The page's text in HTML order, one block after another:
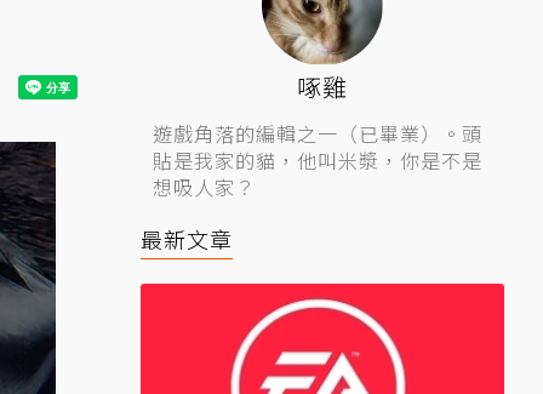
啄雞
遊戲角落的編輯之一（已畢業）。頭
貼是我家的貓，他叫米漿，你是不是
想吸人家？
最新文章